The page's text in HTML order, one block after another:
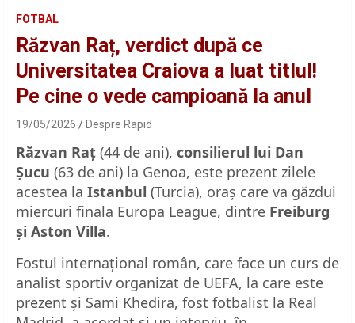
FOTBAL
Răzvan Raț, verdict după ce
Universitatea Craiova a luat titlul!
Pe cine o vede campioană la anul
19/05/2026 Despre Rapid
Răzvan Raț (44 de ani), consilierul lui Dan
Șucu (63 de ani) la Genoa, este prezent zilele
acestea la Istanbul (Turcia), oraș care va găzdui
miercuri finala Europa League, dintre Freiburg
și Aston Villa.
Fostul internațional român, care face un curs de
analist sportiv organizat de UEFA, la care este
prezent și Sami Khedira, fost fotbalist la Real